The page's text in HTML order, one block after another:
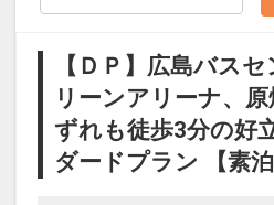
◇全室Ｗｉ-Ｆｉ＆有
◇全室ＶＯＤ完備
【コインランドリーに
・洗濯機3台、乾燥機3
【ＤＰ】広島バス
リーンアリーナ、
ずれも徒歩3分の好
ダードプラン 【素泊